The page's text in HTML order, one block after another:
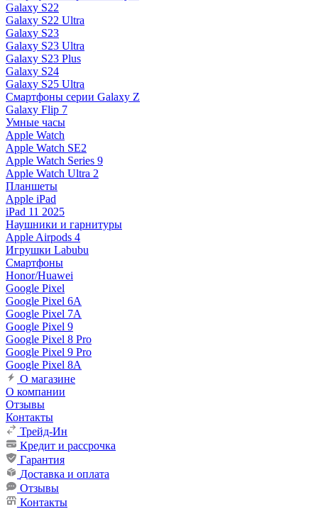
Galaxy S22
Galaxy S22 Ultra
Galaxy S23
Galaxy S23 Ultra
Galaxy S23 Plus
Galaxy S24
Galaxy S25 Ultra
Смартфоны серии Galaxy Z
Galaxy Flip 7
Умные часы
Apple Watch
Apple Watch SE2
Apple Watch Series 9
Apple Watch Ultra 2
Планшеты
Apple iPad
iPad 11 2025
Наушники и гарнитуры
Apple Airpods 4
Игрушки Labubu
Смартфоны
Honor/Huawei
Google Pixel
Google Pixel 6A
Google Pixel 7А
Google Pixel 9
Google Pixel 8 Pro
Google Pixel 9 Pro
Google Pixel 8A
О магазине
О компании
Отзывы
Контакты
Трейд-Ин
Кредит и рассрочка
Гарантия
Доставка и оплата
Отзывы
Контакты